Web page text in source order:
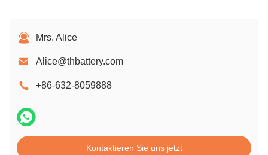
Mrs. Alice
Alice@thbattery.com
+86-632-8059888
Kontaktieren Sie uns jetzt